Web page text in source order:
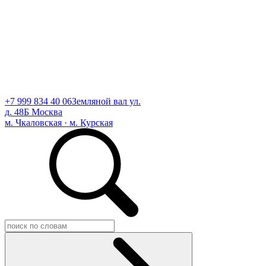
+7 999 834 40 06Земляной вал ул.
д. 48Б Москва
м. Чкаловская · м. Курская